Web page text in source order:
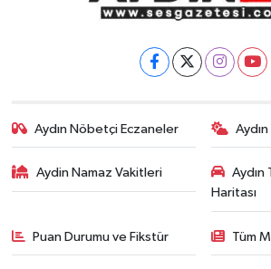
Aydın Nöbetçi Eczaneler
Aydin Namaz Vakitleri
Aydın
Haritası
Puan Durumu ve Fikstür Tüm